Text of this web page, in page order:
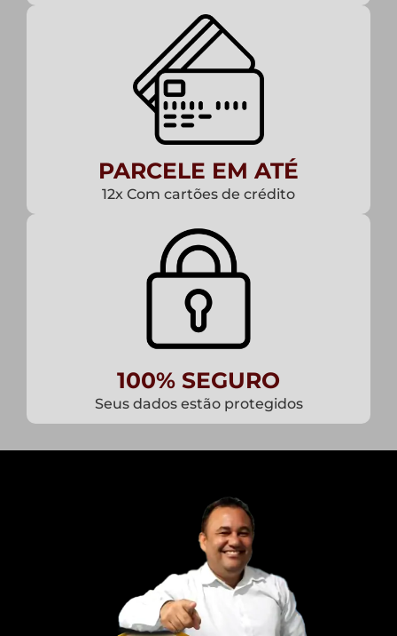
PARCELE EM ATÉ
12x Com cartões de crédito
100% SEGURO
Seus dados estão protegidos